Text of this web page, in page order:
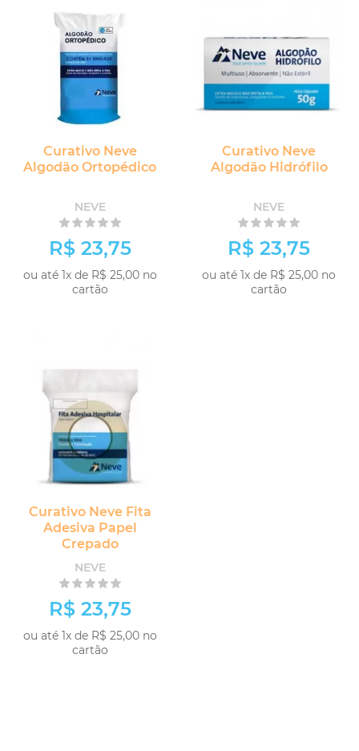
Curativo Neve
Algodão Ortopédico
NEVE
R$ 23,75
ou até 1x de R$ 25,00 no
cartão
Curativo Neve
Algodão Hidrófilo
NEVE
R$ 23,75
ou até 1x de R$ 25,00 no
cartão
Curativo Neve Fita
Adesiva Papel
Crepado
NEVE
R$ 23,75
ou até 1x de R$ 25,00 no
cartão